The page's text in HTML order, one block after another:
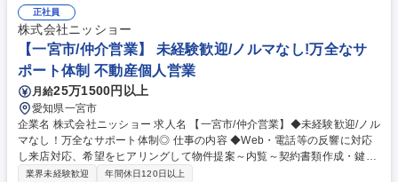
や水回りのリフォーム提案 ※建物の改変を伴う業務は含まない 【入社後
の研修・サポート体制】業務知識や顧客対応は未経験から丁寧に教育する
体制が整っております。■入社後：約1ヵ月間の導入研修（各部署を経験）
■配属後：最大半年間、専属メンターによるOJTを実施 募集職種 【ルート
営業(鈴鹿市)】未経験歓迎/残業月10時間/厳しいノルマ無く労働環境◎
正社員
株式会社ニッショー
【一宮市/仲介営業】 未経験歓迎/ノルマなし!万全なサ
ポート体制 不動産個人営業
月給25万1500円以上
愛知県一宮市
企業名 株式会社ニッショー 求人名 【一宮市/仲介営業】◆未経験歓迎/ノル
マなし！万全なサポート体制◎ 仕事の内容 ◆Web・電話等の反響に対応
し来店対応、希望をヒアリングして物件提案～内覧～契約書類作成・鍵渡
しまで担当。管理業務は管理部門が担当。 専門知識は入社後に身につくた
業界未経験歓迎 年間休日120日以上